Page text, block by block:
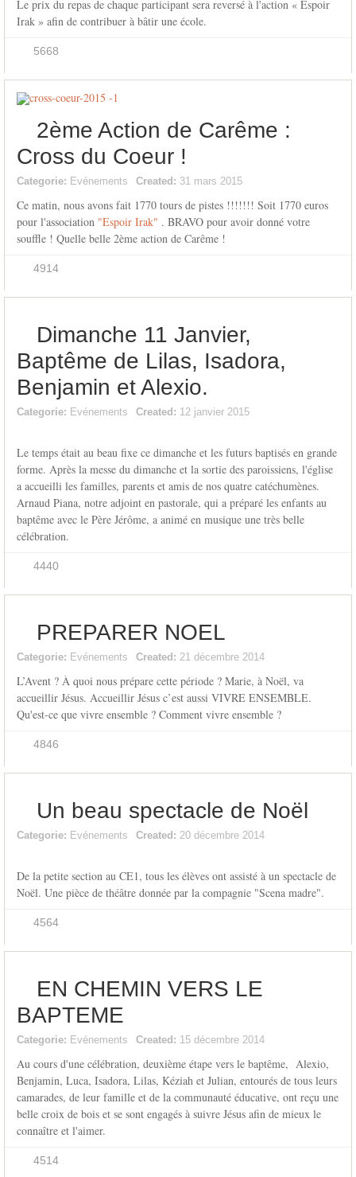
Le prix du repas de chaque participant sera reversé à l'action « Espoir
Irak » afin de contribuer à bâtir une école.
5668
2ème Action de Carême :
Cross du Coeur !
Categorie: Evénements Created: 31 mars 2015
Ce matin, nous avons fait 1770 tours de pistes !!!!!!! Soit 1770 euros
pour l'association "Espoir Irak" . BRAVO pour avoir donné votre
souffle ! Quelle belle 2ème action de Carême !
4914
Dimanche 11 Janvier,
Baptême de Lilas, Isadora,
Benjamin et Alexio.
Categorie: Evénements Created: 12 janvier 2015
Le temps était au beau fixe ce dimanche et les futurs baptisés en grande
forme. Après la messe du dimanche et la sortie des paroissiens, l'église
a accueilli les familles, parents et amis de nos quatre catéchumènes.
Arnaud Piana, notre adjoint en pastorale, qui a préparé les enfants au
baptême avec le Père Jérôme, a animé en musique une très belle
célébration.
4440
PREPARER NOEL
Categorie: Evénements Created: 21 décembre 2014
L’Avent ? À quoi nous prépare cette période ? Marie, à Noël, va
accueillir Jésus. Accueillir Jésus c’est aussi VIVRE ENSEMBLE.
Qu'est-ce que vivre ensemble ? Comment vivre ensemble ?
4846
Un beau spectacle de Noël
Categorie: Evénements Created: 20 décembre 2014
De la petite section au CE1, tous les élèves ont assisté à un spectacle de
Noël. Une pièce de théâtre donnée par la compagnie "Scena madre".
4564
EN CHEMIN VERS LE
BAPTEME
Categorie: Evénements Created: 15 décembre 2014
Au cours d'une célébration, deuxième étape vers le baptême, Alexio,
Benjamin, Luca, Isadora, Lilas, Kéziah et Julian, entourés de tous leurs
camarades, de leur famille et de la communauté éducative, ont reçu une
belle croix de bois et se sont engagés à suivre Jésus afin de mieux le
connaître et l'aimer.
4514